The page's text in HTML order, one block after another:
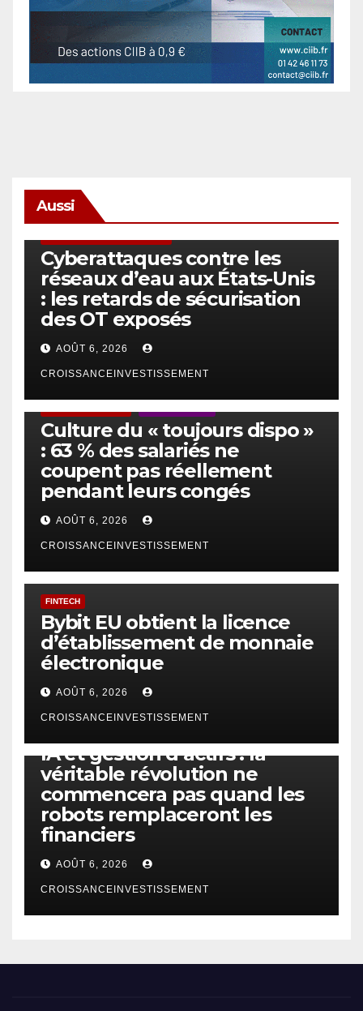
Aussi
Cyberattaques contre les
réseaux d’eau aux États-Unis
: les retards de sécurisation
des OT exposés
AOÛT 6, 2026
CROISSANCEINVESTISSEMENT
Culture du « toujours dispo »
: 63 % des salariés ne
coupent pas réellement
pendant leurs congés
AOÛT 6, 2026
CROISSANCEINVESTISSEMENT
FINTECH
Bybit EU obtient la licence
d’établissement de monnaie
électronique
AOÛT 6, 2026
CROISSANCEINVESTISSEMENT
IA et gestion d’actifs : la
véritable révolution ne
commencera pas quand les
robots remplaceront les
financiers
AOÛT 6, 2026
CROISSANCEINVESTISSEMENT